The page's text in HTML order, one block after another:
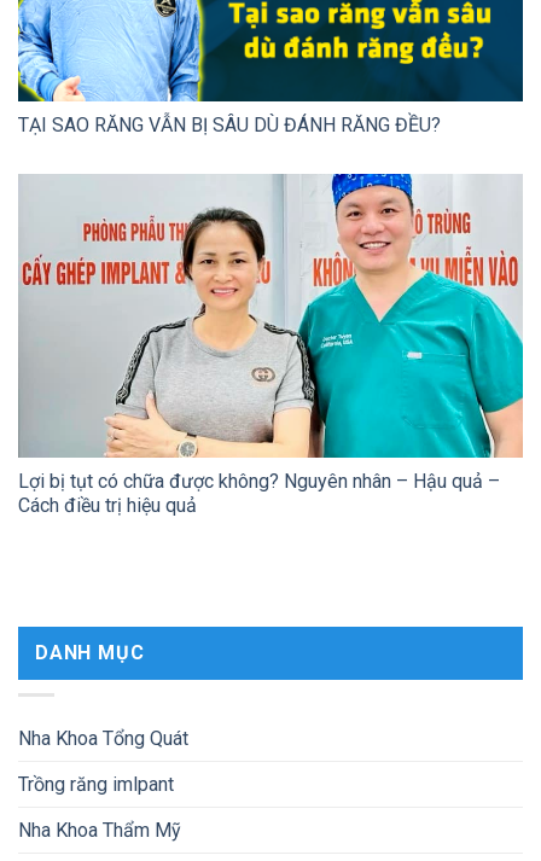
TẠI SAO RĂNG VẪN BỊ SÂU DÙ ĐÁNH RĂNG ĐỀU?
Lợi bị tụt có chữa được không? Nguyên nhân – Hậu quả –
Cách điều trị hiệu quả
DANH MỤC
Nha Khoa Tổng Quát
Trồng răng imlpant
Nha Khoa Thẩm Mỹ